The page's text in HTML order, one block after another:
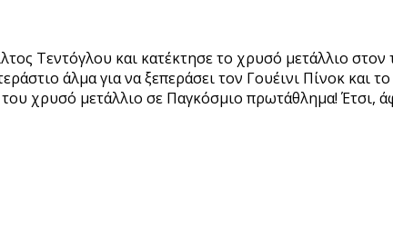
Τεντόγλου και κατέκτησε το χρυσό μετάλλιο
άλμα για να ξεπεράσει τον Γουέινι Πίνοκ και
χρυσό μετάλλιο σε Παγκόσμιο πρωτάθλημα!